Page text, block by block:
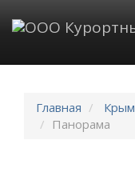
Главная Крым
Панорама